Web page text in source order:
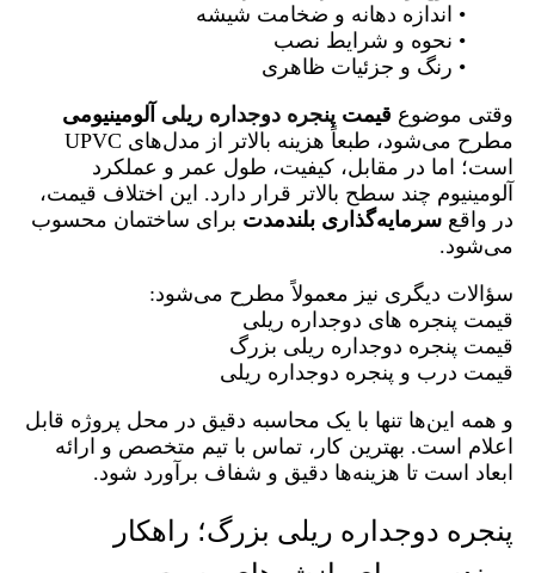
• اندازه دهانه و ضخامت شیشه
• نحوه و شرایط نصب
• رنگ و جزئیات ظاهری
وقتی موضوع قیمت پنجره دوجداره ریلی آلومینیومی
مطرح می‌شود، طبعاً هزینه بالاتر از مدل‌های UPVC
است؛ اما در مقابل، کیفیت، طول عمر و عملکرد
آلومینیوم چند سطح بالاتر قرار دارد. این اختلاف قیمت،
در واقع سرمایه‌گذاری بلندمدت برای ساختمان محسوب
می‌شود.
سؤالات دیگری نیز معمولاً مطرح می‌شود:
قیمت پنجره های دوجداره ریلی
قیمت پنجره دوجداره ریلی بزرگ
قیمت درب و پنجره دوجداره ریلی
و همه این‌ها تنها با یک محاسبه دقیق در محل پروژه قابل
اعلام است. بهترین کار، تماس با تیم متخصص و ارائه
ابعاد است تا هزینه‌ها دقیق و شفاف برآورد شود.
پنجره دوجداره ریلی بزرگ؛ راهکار